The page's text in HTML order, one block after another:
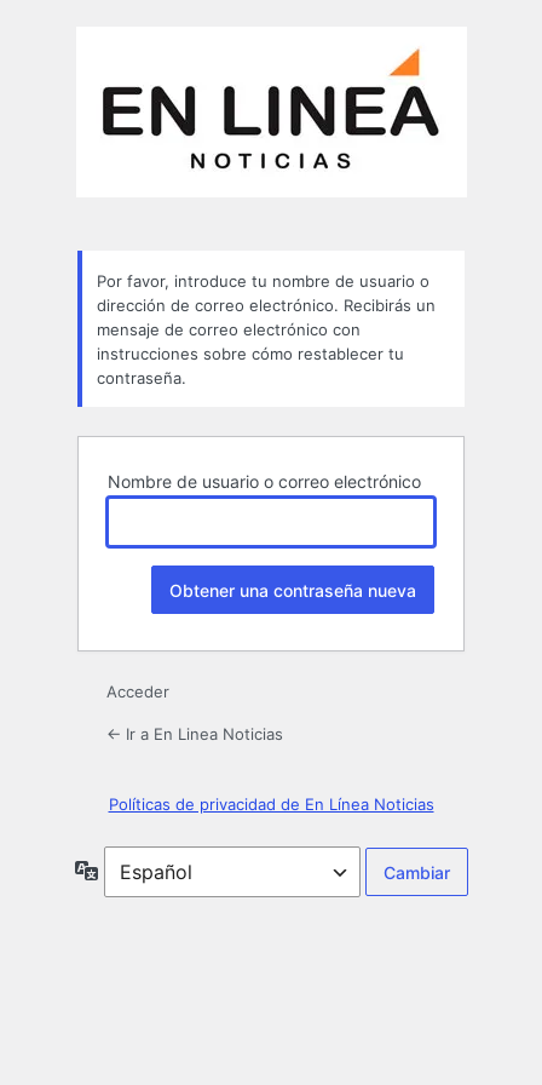
Por favor, introduce tu nombre de usuario o
dirección de correo electrónico. Recibirás un
mensaje de correo electrónico con
instrucciones sobre cómo restablecer tu
contraseña.
Nombre de usuario o correo electrónico
Acceder
← Ir a En Linea Noticias
Políticas de privacidad de En Línea Noticias
Idioma